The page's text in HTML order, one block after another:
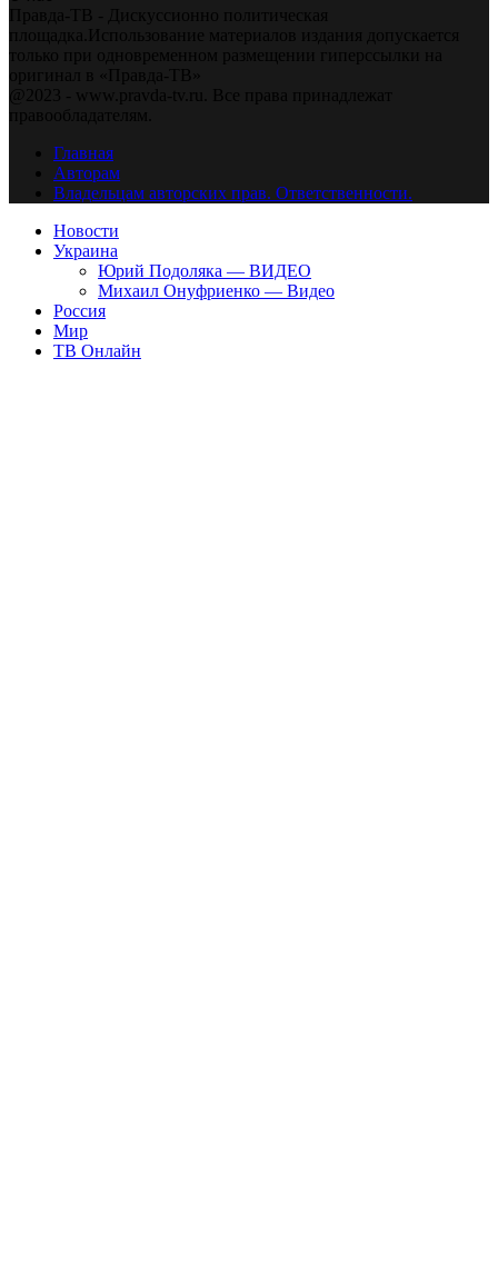
Правда-ТВ - Дискуссионно политическая
площадка.Использование материалов издания допускается
только при одновременном размещении гиперссылки на
оригинал в «Правда-ТВ»
@2023 - www.pravda-tv.ru. Все права принадлежат
правообладателям.
Главная
Авторам
Владельцам авторских прав. Ответственности.
Новости
Украина
Юрий Подоляка — ВИДЕО
Михаил Онуфриенко — Видео
Россия
Мир
ТВ Онлайн